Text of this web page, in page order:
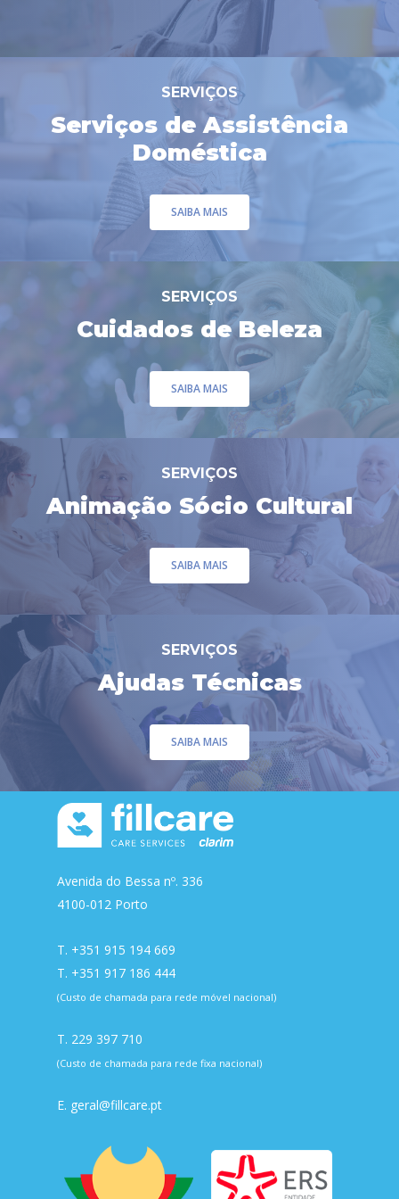
SERVIÇOS
Serviços de Assistência
Doméstica
SAIBA MAIS
SERVIÇOS
Cuidados de Beleza
SAIBA MAIS
SERVIÇOS
Animação Sócio Cultural
SAIBA MAIS
SERVIÇOS
Ajudas Técnicas
SAIBA MAIS
Avenida do Bessa nº. 336
4100-012 Porto
T. +351 915 194 669
T. +351 917 186 444
(Custo de chamada para rede móvel nacional)
T. 229 397 710
(Custo de chamada para rede fixa nacional)
E. geral@fillcare.pt
Pessoal
Serviços de
Cuidados de
Animação Sócio
Cuidados de Saúde
Ajudas Técnicas
Cadeira de Rodas
Tablets Interativos
Sioslife